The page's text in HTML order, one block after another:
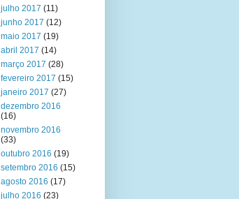
julho 2017 (11)
junho 2017 (12)
maio 2017 (19)
abril 2017 (14)
março 2017 (28)
fevereiro 2017 (15)
janeiro 2017 (27)
dezembro 2016
(16)
novembro 2016
(33)
outubro 2016 (19)
setembro 2016 (15)
agosto 2016 (17)
julho 2016 (23)